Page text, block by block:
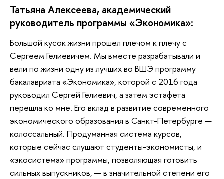
Татьяна Алексеева, академический
руководитель программы «Экономика»:
Большой кусок жизни прошел плечом к плечу с
Сергеем Гелиевичем. Мы вместе разрабатывали и
вели по жизни одну из лучших во ВШЭ программу
бакалавриата «Экономика», которой с 2016 года
руководил Сергей Гелиевич, а затем эстафета
перешла ко мне. Его вклад в развитие современного
экономического образования в Санкт-Петербурге —
колоссальный. Продуманная система курсов,
которые сейчас слушают студенты-экономисты, и
«экосистема» программы, позволяющая готовить
сильных выпускников, — в значительной степени его